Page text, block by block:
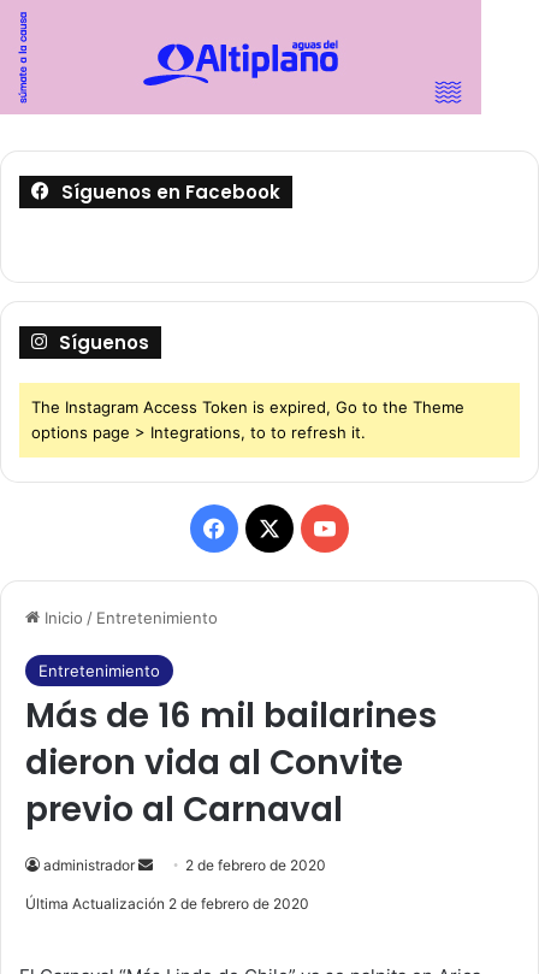
Inicio / Entretenimiento
Entretenimiento
Más de 16 mil bailarines
dieron vida al Convite
previo al Carnaval
administrador
e
2 de febrero de 2020
Última Actualización 2 de febrero de 2020
Síguenos en Facebook
Síguenos
The Instagram Access Token is expired, Go to the Theme
options page > Integrations, to to refresh it.
F
a
b
o
o
k
X
Y
o
u
b
e